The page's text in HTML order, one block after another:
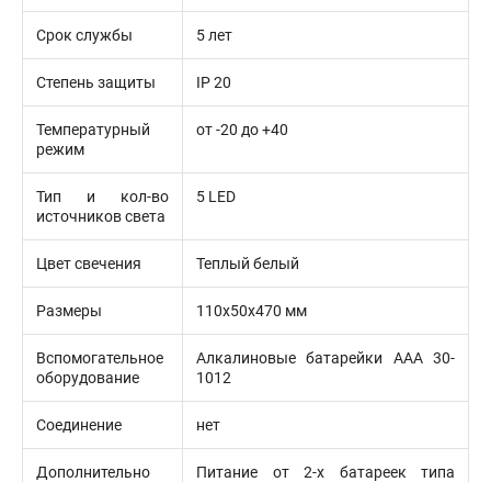
Срок службы 5 лет
Степень защиты IP 20
Температурный
режим
от -20 до +40
Тип и кол-во
источников света
5 LED
Цвет свечения Теплый белый
Размеры 110х50х470 мм
Вспомогательное
оборудование
Алкалиновые батарейки AAA 30-
1012
Соединение нет
Дополнительно
Питание от 2-х батареек типа